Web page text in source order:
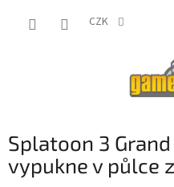
CZK
Splatoon 3
vypukne v půlce